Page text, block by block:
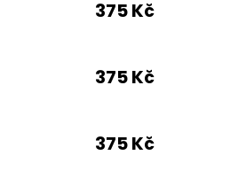
375 Kč
375 Kč
375 Kč